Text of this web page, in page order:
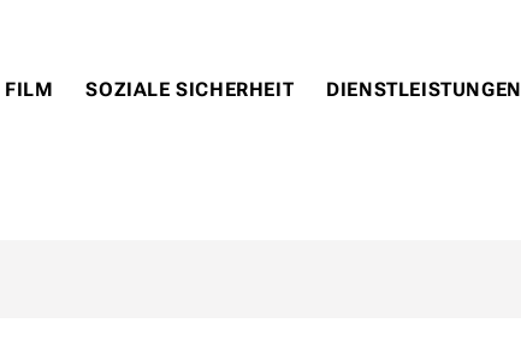
FILM SOZIALE SICHERHEIT DIENSTLEISTUNGEN